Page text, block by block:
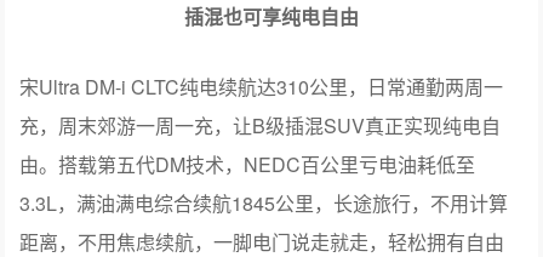
插混也可享纯电自由
宋Ultra DM-i CLTC纯电续航达310公里，日常通勤两周一
充，周末郊游一周一充，让B级插混SUV真正实现纯电自
由。搭载第五代DM技术，NEDC百公里亏电油耗低至
3.3L，满油满电综合续航1845公里，长途旅行，不用计算
距离，不用焦虑续航，一脚电门说走就走，轻松拥有自由